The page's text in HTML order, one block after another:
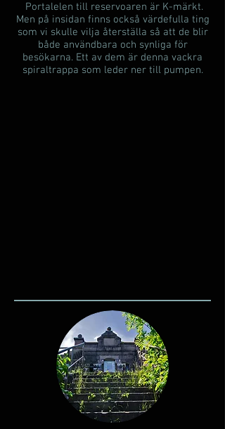
Portalelen till reservoaren är K-märkt.
Men på insidan finns också värdefulla ting
som vi skulle vilja återställa så att de blir
både användbara och synliga för
besökarna. Ett av dem är denna vackra
spiraltrappa som leder ner till pumpen.